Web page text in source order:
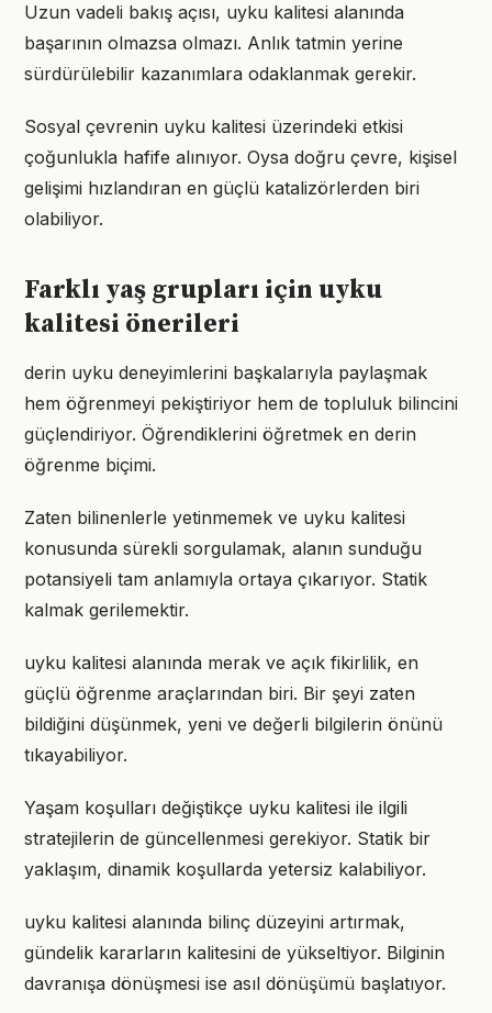
Uzun vadeli bakış açısı, uyku kalitesi alanında
başarının olmazsa olmazı. Anlık tatmin yerine
sürdürülebilir kazanımlara odaklanmak gerekir.
Sosyal çevrenin uyku kalitesi üzerindeki etkisi
çoğunlukla hafife alınıyor. Oysa doğru çevre, kişisel
gelişimi hızlandıran en güçlü katalizörlerden biri
olabiliyor.
Farklı yaş grupları için uyku
kalitesi önerileri
derin uyku deneyimlerini başkalarıyla paylaşmak
hem öğrenmeyi pekiştiriyor hem de topluluk bilincini
güçlendiriyor. Öğrendiklerini öğretmek en derin
öğrenme biçimi.
Zaten bilinenlerle yetinmemek ve uyku kalitesi
konusunda sürekli sorgulamak, alanın sunduğu
potansiyeli tam anlamıyla ortaya çıkarıyor. Statik
kalmak gerilemektir.
uyku kalitesi alanında merak ve açık fikirlilik, en
güçlü öğrenme araçlarından biri. Bir şeyi zaten
bildiğini düşünmek, yeni ve değerli bilgilerin önünü
tıkayabiliyor.
Yaşam koşulları değiştikçe uyku kalitesi ile ilgili
stratejilerin de güncellenmesi gerekiyor. Statik bir
yaklaşım, dinamik koşullarda yetersiz kalabiliyor.
uyku kalitesi alanında bilinç düzeyini artırmak,
gündelik kararların kalitesini de yükseltiyor. Bilginin
davranışa dönüşmesi ise asıl dönüşümü başlatıyor.